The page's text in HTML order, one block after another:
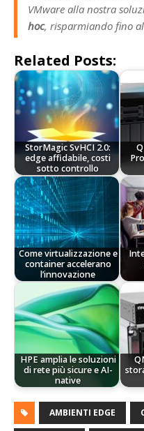
VMware alla nostra
hoc, risparmiando fino
Related Posts:
StorMagic SvHCI 2.0:
edge affidabile, costi
sotto controllo
Come virtualizzazione e
container accelerano
l’innovazione
HPE amplia le soluzioni
di rete più sicure e AI-
native
AMBIENTI EDGE